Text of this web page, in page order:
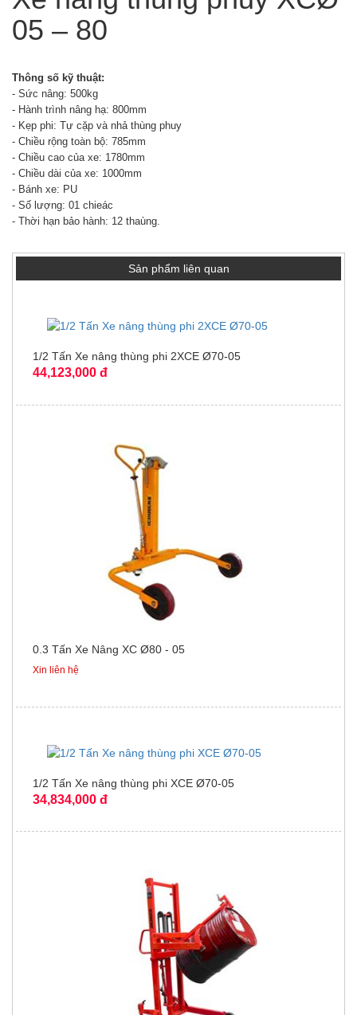
05 – 80
Thông số kỹ thuật:
- Sức nâng: 500kg
- Hành trình nâng hạ: 800mm
- Kẹp phi: Tự cặp và nhả thùng phuy
- Chiều rộng toàn bộ: 785mm
- Chiều cao của xe: 1780mm
- Chiều dài của xe: 1000mm
- Bánh xe: PU
- Số lượng: 01 chieác
- Thời hạn bảo hành: 12 thaùng.
Sản phẩm liên quan
1/2 Tấn Xe nâng thùng phi 2XCE Ø70-05
44,123,000 đ
0.3 Tấn Xe Nâng XC Ø80 - 05
Xin liên hệ
1/2 Tấn Xe nâng thùng phi XCE Ø70-05
34,834,000 đ